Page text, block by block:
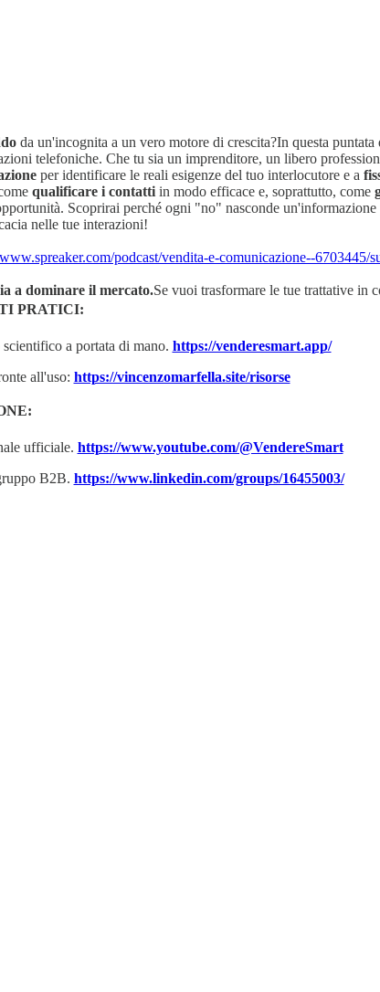
da un'incognita a un vero motore di crescita?In questa
telefoniche. Che tu sia un imprenditore, un libero
per identificare le reali esigenze del tuo interlocutore e a
qualificare i contattiin modo efficace e, soprattutto, come
Scoprirai perché ogni "no" nasconde
nelle tue interazioni!
podcast/vendita-e-comunicazione--6703445/
a dominare il mercato.Se vuoi trasformare le tue trattative in
PRATICI:
a portata di mano. https://venderesmart.app/
all'uso: https://vincenzomarfella.site/risorse
ufficiale. https://www.youtube.com/@VendereSmart
B2B. https://www.linkedin.com/groups/16455003/